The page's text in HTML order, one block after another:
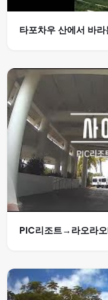
타포차우 산에서 바라
PIC리조트→라오라